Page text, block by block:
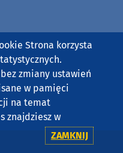
Strona korzysta
zmiany ustawień
w pamięci
na temat
znajdziesz w
ZAMKNIJ